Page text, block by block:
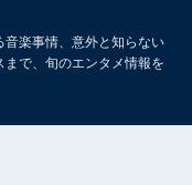
澤さん。脚本の三谷幸喜さ
、映像作品に出演
と叫ぶ役が想像し
楽事情、意外と知らない
で、旬のエンタメ情報を